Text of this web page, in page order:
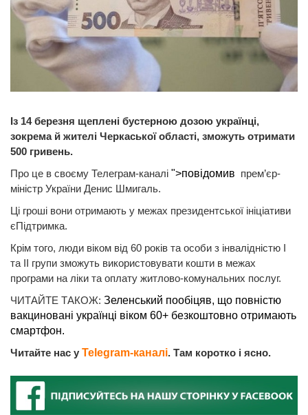
Із 14 березня щеплені бустерною дозою українці,
зокрема й жителі Черкаської області, зможуть отримати
500 гривень.
Про це в своєму Телеграм-каналі ">повідомив прем’єр-
міністр України Денис Шмигаль.
Ці гроші вони отримають у межах президентської ініціативи
єПідтримка.
Крім того, люди віком від 60 років та особи з інвалідністю І
та ІІ групи зможуть використовувати кошти в межах
програми на ліки та оплату житлово-комунальних послуг.
ЧИТАЙТЕ ТАКОЖ: Зеленський пообіцяв, що повністю
вакциновані українці віком 60+ безкоштовно отримають
смартфон.
Читайте нас у Telegram-каналі. Там коротко і ясно.